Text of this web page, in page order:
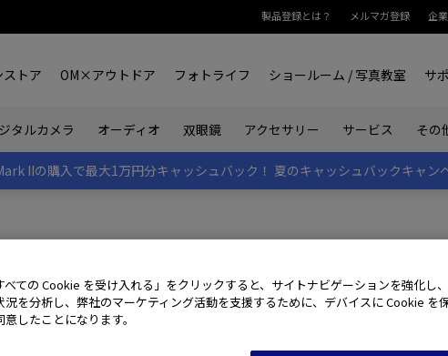
製品登録とは？ メルマガ登録 企
トア OM×アウトドア フォトライフ ショールーム / 写真教室 サ
タルカメラ オーディオ 双眼鏡 アクセサリー サービス その
IIの購入で最大1万円分キャッシュバック！ 夏のキャッシュバックキャン
わせ窓口です。
べての Cookie を受け入れる」をクリックすると、サイトナビゲーションを強化し
況を分析し、弊社のマーケティング活動を支援するために、デバイスに Cookie を
意したことになります。